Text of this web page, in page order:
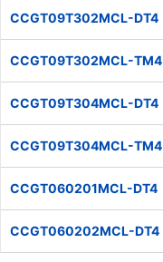
CCGT09T302MCL-DT4
CCGT09T302MCL-TM4
CCGT09T304MCL-DT4
CCGT09T304MCL-TM4
CCGT060201MCL-DT4
CCGT060202MCL-DT4